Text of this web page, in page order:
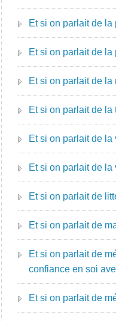
Et si on parlait de
Et si on parlait de
Et si on parlait de
Et si on parlait de
Et si on parlait de
Et si on parlait de
Et si on parlait de
Et si on parlait de
Et si on parlait de
confiance en soi
Et si on parlait de